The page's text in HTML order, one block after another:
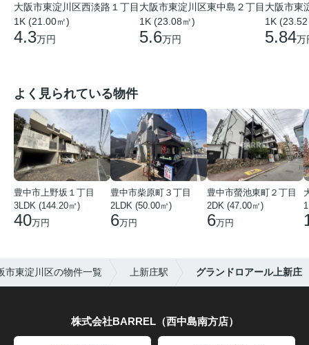
大阪市東淀川区西淡路１丁目
1K (21.00㎡)
4.3万円
大阪市東淀川区東中島２丁目
1K (23.08㎡)
5.6万円
大阪市東
1K
5.84万
よく見られている物件
豊中市上野坂１丁目
3LDK (144.20㎡)
40万円
豊中市柴原町３丁目
2LDK (50.00㎡)
6万円
豊中市螢池東町２丁目
2DK (47.00㎡)
6万円
市東淀川区の物件一覧 上新庄駅 グランドロアール上新庄
株式会社BARREL（西中島南方店）